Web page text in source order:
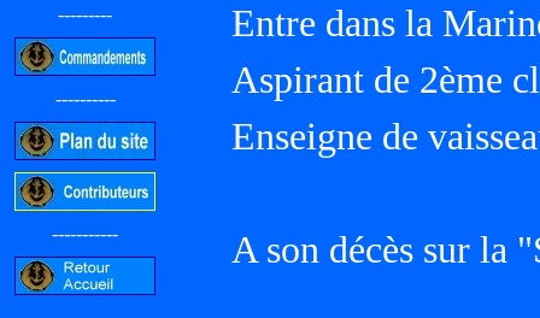
---------
----------
-----------
Entre dans la
Aspirant de 2ème
Enseigne de
A son décès sur